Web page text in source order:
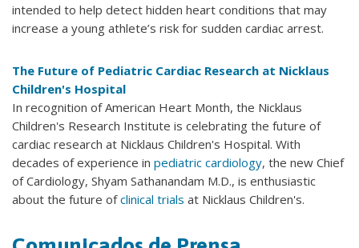
intended to help detect hidden heart conditions that may
increase a young athlete’s risk for sudden cardiac arrest.
The Future of Pediatric Cardiac Research at Nicklaus
Children's Hospital
In recognition of American Heart Month, the Nicklaus
Children's Research Institute is celebrating the future of
cardiac research at Nicklaus Children's Hospital. With
decades of experience in pediatric cardiology, the new Chief
of Cardiology, Shyam Sathanandam M.D., is enthusiastic
about the future ofclinical trials at Nicklaus Children's.